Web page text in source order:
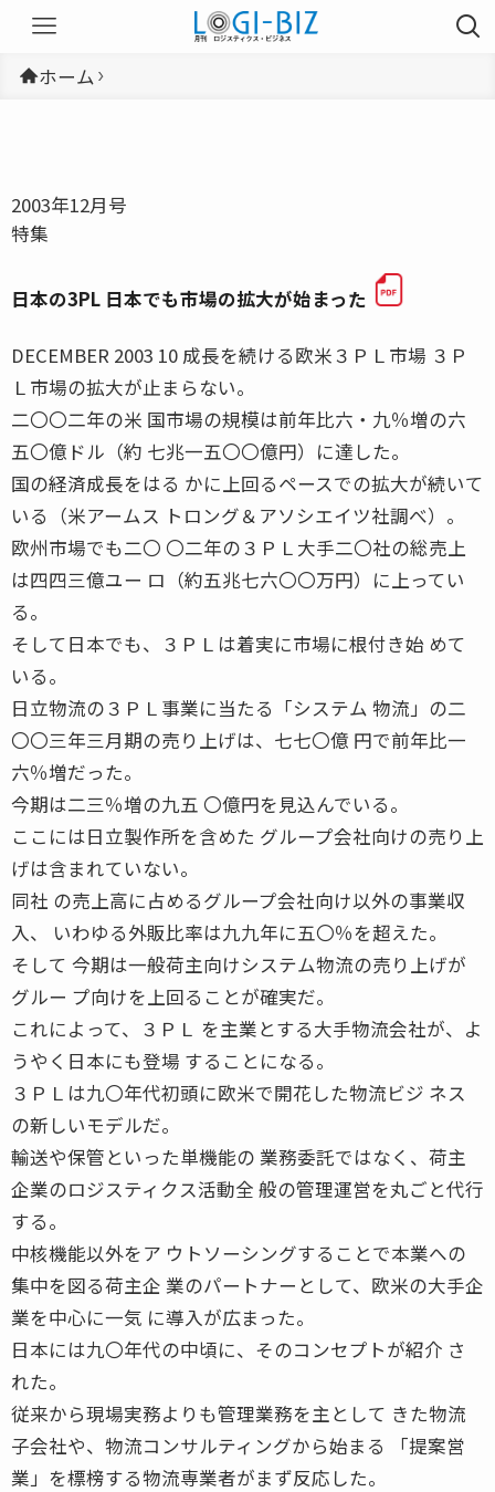
ホーム
2003年12月号
特集
日本の3PL 日本でも市場の拡大が始まった
DECEMBER 2003 10 成長を続ける欧米３ＰＬ市場 ３Ｐ
Ｌ市場の拡大が止まらない。
二〇〇二年の米 国市場の規模は前年比六・九％増の六
五〇億ドル（約 七兆一五〇〇億円）に達した。
国の経済成長をはる かに上回るペースでの拡大が続いて
いる（米アームス トロング＆アソシエイツ社調べ）。
欧州市場でも二〇 〇二年の３ＰＬ大手二〇社の総売上
は四四三億ユー ロ（約五兆七六〇〇万円）に上ってい
る。
そして日本でも、３ＰＬは着実に市場に根付き始 めて
いる。
日立物流の３ＰＬ事業に当たる「システム 物流」の二
〇〇三年三月期の売り上げは、七七〇億 円で前年比一
六％増だった。
今期は二三％増の九五 〇億円を見込んでいる。
ここには日立製作所を含めた グループ会社向けの売り上
げは含まれていない。
同社 の売上高に占めるグループ会社向け以外の事業収
入、 いわゆる外販比率は九九年に五〇％を超えた。
そして 今期は一般荷主向けシステム物流の売り上げが
グルー プ向けを上回ることが確実だ。
これによって、３ＰＬ を主業とする大手物流会社が、よ
うやく日本にも登場 することになる。
３ＰＬは九〇年代初頭に欧米で開花した物流ビジ ネス
の新しいモデルだ。
輸送や保管といった単機能の 業務委託ではなく、荷主
企業のロジスティクス活動全 般の管理運営を丸ごと代行
する。
中核機能以外をア ウトソーシングすることで本業への
集中を図る荷主企 業のパートナーとして、欧米の大手企
業を中心に一気 に導入が広まった。
日本には九〇年代の中頃に、そのコンセプトが紹介 さ
れた。
従来から現場実務よりも管理業務を主として きた物流
子会社や、物流コンサルティングから始まる 「提案営
業」を標榜する物流専業者がまず反応した。